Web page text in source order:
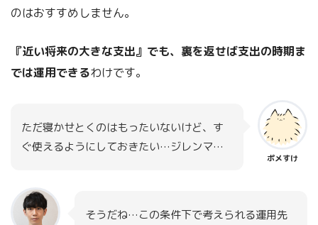
のはおすすめしません。
『近い将来の大きな支出』でも、裏を返せば支出の時期ま
では運用できるわけです。
ポメすけ
ただ寝かせとくのはもったいないけど、す
ぐ使えるようにしておきたい…ジレンマ…
そうだね…この条件下で考えられる運用先